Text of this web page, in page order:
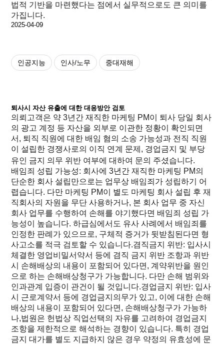
법적 기반을 마련했다는 점에서 실무적으로도 큰 의미를
가집니다.
2025-04-09
인공지능 인사/노무 중대재해
퇴사시 자산 유출에 대한 대응방안 검토
의뢰고객은 약 3년간 재직한 마케팅 PM이 퇴사 당일 회사
의 광고 계정 등 자산을 외부로 이관한 정황이 확인되면
서, 퇴직 직원에 대한 배임 혐의 소송 가능성과 전직 직원
이 설립한 경쟁사로의 이직 연계 문제, 경업금지 및 부당
유인 금지 의무 위반 여부에 대하여 문의 주셨습니다.
배임죄 성립 가능성: 회사에 3년간 재직한 마케팅 PM의
단순한 회사 설립만으로는 업무상 배임죄가 성립하기 어
렵습니다. 다만 마케팅 PM이 별도 마케팅 회사 설립 후 재
직회사의 자원을 무단 사용하거나, 본 회사 업무 중 자신
회사 업무를 수행하여 손해를 야기했다면 배임죄 성립 가
능성이 높습니다. 하급심에서도 유사 사례에서 배임죄를
인정한 판례가 있으므로, 구체적 증거가 뒷받침된다면 형
사고소를 적극 검토할 수 있습니다.겸직금지 위반: 입사시
체결한 영업비밀서약서 등에 겸직 금지 위반 조항과 위반
시 손해배상의 내용이 포함되어 있다면, 계약위반을 원인
으로 하는 손해배상청구가 가능합니다. 다만 손해 범위와
인과관계 입증이 관건이 될 것입니다.경업금지 위반: 입사
시 근로계약서 등에 경업금지의무가 있고, 이에 대한 손해
배상의 내용이 포함되어 있다면, 손해배상청구가 가능하
나,법원은 헌법상 직업선택의 자유를 고려하여 경업금지
조항을 제한적으로 해석하는 경향이 있습니다. 특히 경업
금지 대가를 별도 지급하지 않은 경우 약정의 유효성에 문